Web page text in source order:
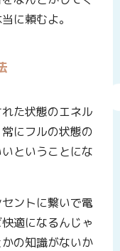
に頼むよ。
た状態のエネル
にフルの状態の
ということにな
ントに繋いで電
適になるんじゃ
の知識がないか